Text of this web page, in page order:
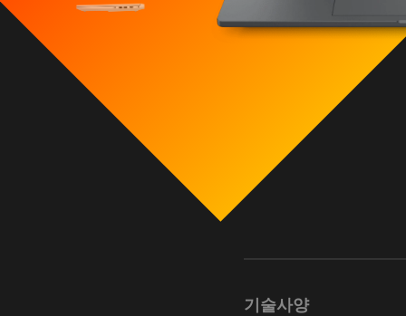
기술사양